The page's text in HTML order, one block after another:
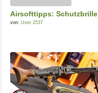
Airsofttipps: Schutzbrille
von: User 2537